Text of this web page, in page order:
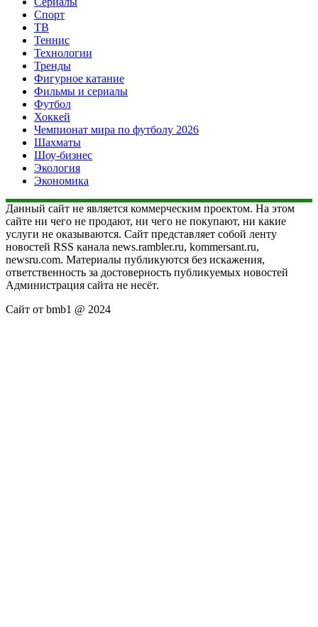
Спорт
ТВ
Теннис
Технологии
Тренды
Фигурное катание
Фильмы и сериалы
Футбол
Хоккей
Чемпионат мира по футболу 2026
Шахматы
Шоу-бизнес
Экология
Экономика
Данный сайт не является коммерческим проектом. На этом
сайте ни чего не продают, ни чего не покупают, ни какие
услуги не оказываются. Сайт представляет собой ленту
новостей RSS канала news.rambler.ru, kommersant.ru,
newsru.com. Материалы публикуются без искажения,
ответственность за достоверность публикуемых новостей
Администрация сайта не несёт.
Сайт от bmb1 @ 2024